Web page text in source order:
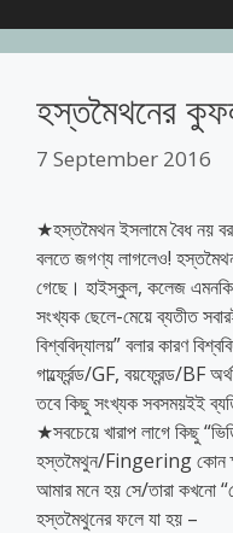
হস্তমৈথনের
7 September 2016
★হস্তমৈথন ইসলামে বৈধ নয়
বলতে জগণ্য লাগলেও!
গেছে। হাইস্কুল, কলেজ এমনকি
সংখ্যক ছেলে-মেয়ে ব্যতীত
বিশ্ববিদ্যালয়” বলার কারণ
গার্ল্ফ্রেন্ড/GF, বয়ফ্রেন্ড/BF
তবে কিছু সংখ্যক সবসময়ইই
★সবচেয়ে খারাপ লাগে কিছু
হস্তমৈথুন/Fingering কোন
আমার মনে হয় সে/তারা
হস্তমৈথুনের ফলে যা হয় –